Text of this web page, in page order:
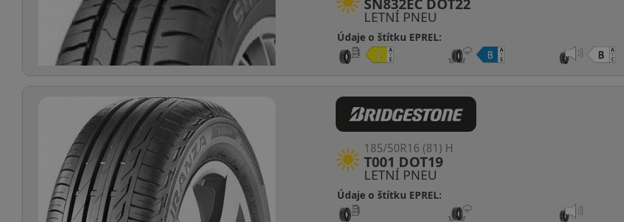
LETNÍ PNEU
SN832EC DOT22
Údaje o štítku EPREL:
LETNÍ PNEU
T001 DOT19
185/50R16 (81) H
Údaje o štítku EPREL: